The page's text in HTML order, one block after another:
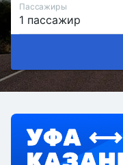
Пассажиры